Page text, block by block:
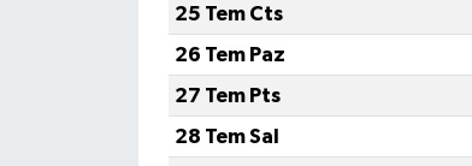
25 Tem Cts
26 Tem Paz
27 Tem Pts
28 Tem Sal